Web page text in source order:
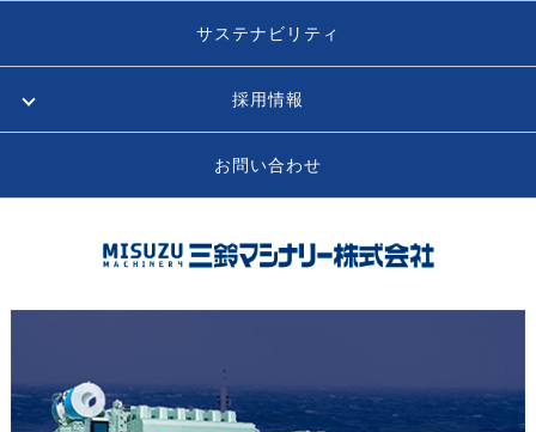
サステナビリティ
採用情報
お問い合わせ